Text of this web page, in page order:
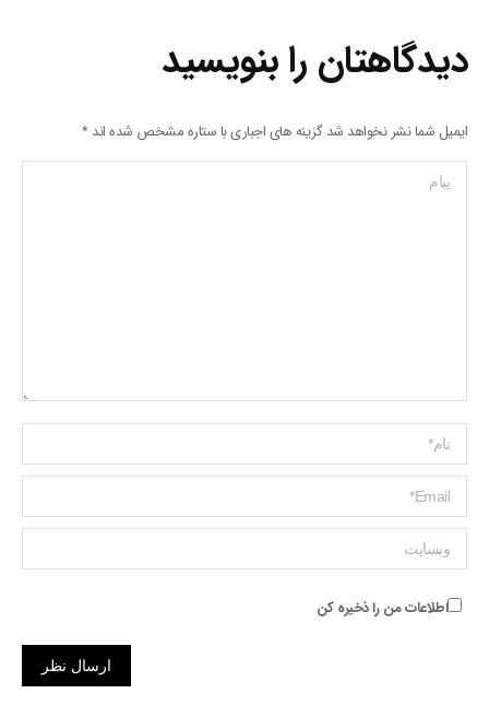
دیدگاهتان را بنویسید
ایمیل شما نشر نخواهد شد گزینه های اجباری با ستاره مشخص شده اند*
پیام
Name *
ایمیل *
وبسایت
اطلاعات من را ذخیره کن
ارسال نظر